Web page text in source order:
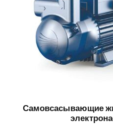
Самовсасывающие